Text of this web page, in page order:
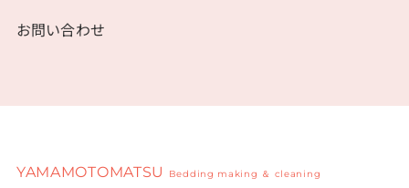
お問い合わせ
YAMAMOTOMATSU Bedding making ＆ cleaning